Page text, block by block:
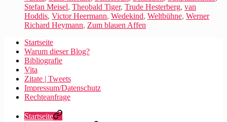
Stefan Meisel, Theobald Tiger, Trude Hesterberg, van
Hoddis, Victor Heermann, Wedekind, Weltbühne, Werner
Richard Heymann, Zum blauen Affen
Startseite
Warum dieser Blog?
Bibliografie
Vita
Zitate | Tweets
Impressum/Datenschutz
Rechteanfrage
Startseite